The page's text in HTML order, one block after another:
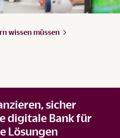
wissenmüssen
sicher
digitale Bank für
Lösungen